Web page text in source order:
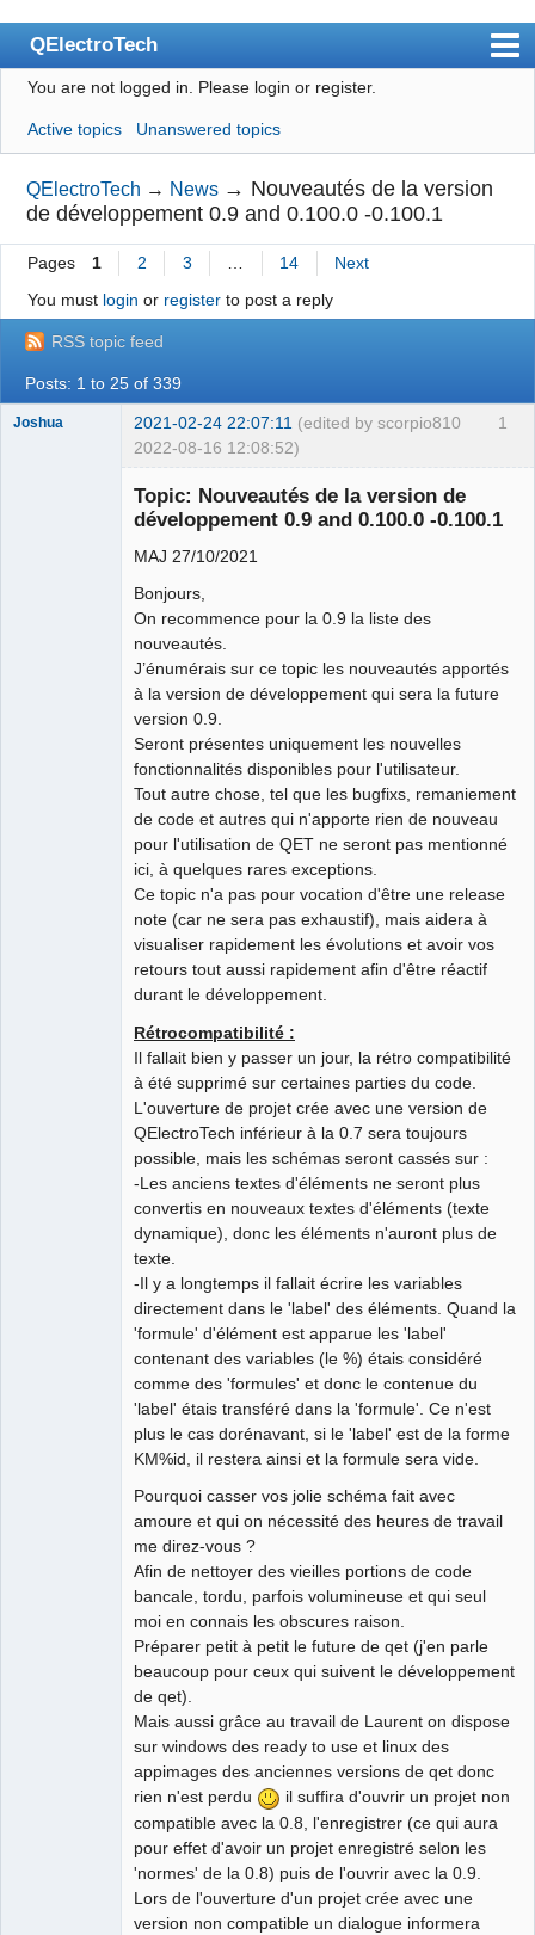
QElectroTech
Index
User list
Search
Register
Login
Site officiel
Wiki
BugTracker
Manual 0.8_cs
Google_Search
You are not logged in. Please login or register.
Active topics Unanswered topics
QElectroTech → News → Nouveautés de la version
de développement 0.9 and 0.100.0 -0.100.1
Pages 1 2 3 14
Next
You must login or registerto post a reply
RSS topic feed
Posts: 1 to 25 of 339
1
Joshua 2021-02-24 22:07:11 (edited by scorpio810
2022-08-16 12:08:52)
Topic: Nouveautés de la version de
développement 0.9 and 0.100.0 -0.100.1
MAJ 27/10/2021
Bonjours,
On recommence pour la 0.9 la liste des
nouveautés.
J’énumérais sur ce topic les nouveautés apportés
à la version de développement qui sera la future
version 0.9.
Seront présentes uniquement les nouvelles
fonctionnalités disponibles pour l'utilisateur.
Tout autre chose, tel que les bugfixs, remaniement
de code et autres qui n'apporte rien de nouveau
pour l'utilisation de QET ne seront pas mentionné
ici, à quelques rares exceptions.
Ce topic n'a pas pour vocation d'être une release
note (car ne sera pas exhaustif), mais aidera à
visualiser rapidement les évolutions et avoir vos
retours tout aussi rapidement afin d'être réactif
durant le développement.
Rétrocompatibilité :
Il fallait bien y passer un jour, la rétro compatibilité
à été supprimé sur certaines parties du code.
L'ouverture de projet crée avec une version de
QElectroTech inférieur à la 0.7 sera toujours
possible, mais les schémas seront cassés sur :
-Les anciens textes d'éléments ne seront plus
convertis en nouveaux textes d'éléments (texte
dynamique), donc les éléments n'auront plus de
texte.
-Il y a longtemps il fallait écrire les variables
directement dans le 'label' des éléments. Quand la
'formule' d'élément est apparue les 'label'
contenant des variables (le %) étais considéré
comme des 'formules' et donc le contenue du
'label' étais transféré dans la 'formule'. Ce n'est
plus le cas dorénavant, si le 'label' est de la forme
KM%id, il restera ainsi et la formule sera vide.
Pourquoi casser vos jolie schéma fait avec
amoure et qui on nécessité des heures de travail
me direz-vous ?
Afin de nettoyer des vieilles portions de code
bancale, tordu, parfois volumineuse et qui seul
moi en connais les obscures raison.
Préparer petit à petit le future de qet (j'en parle
beaucoup pour ceux qui suivent le développement
de qet).
Mais aussi grâce au travail de Laurent on dispose
sur windows des ready to use et linux des
appimages des anciennes versions de qet donc
rien n'est perdu
il suffira d'ouvrir un projet non
compatible avec la 0.8, l'enregistrer (ce qui aura
pour effet d'avoir un projet enregistré selon les
'normes' de la 0.8) puis de l'ouvrir avec la 0.9.
Lors de l'ouverture d'un projet crée avec une
version non compatible un dialogue informera